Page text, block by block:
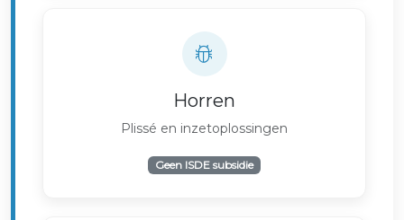
Horren
Plissé en inzetoplossingen
Geen ISDE subsidie